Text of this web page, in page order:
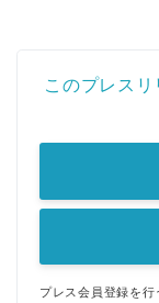
このプレス
プレス会員登録を